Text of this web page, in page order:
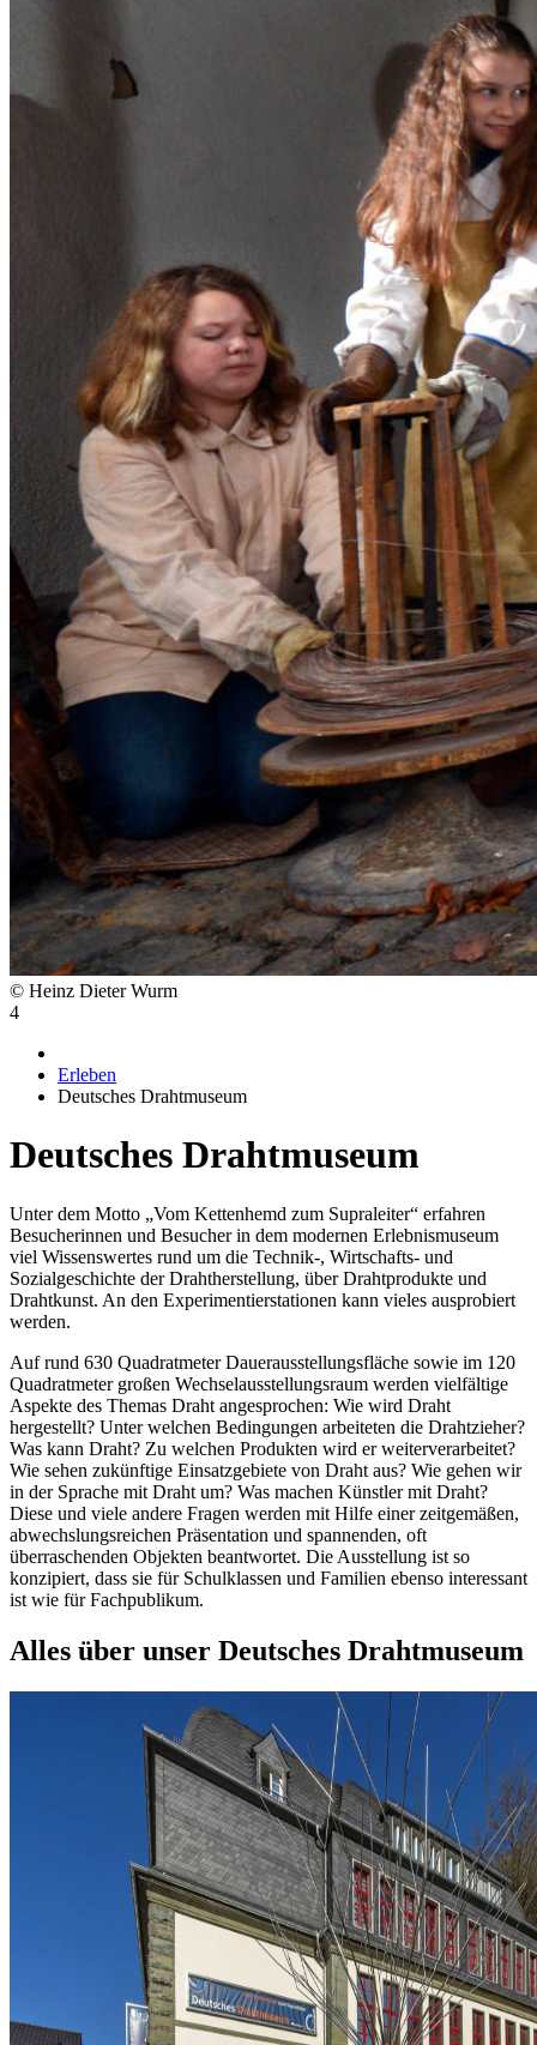
© Heinz Dieter Wurm
4
Erleben
Deutsches Drahtmuseum
Deutsches Drahtmuseum
Unter dem Motto „Vom Kettenhemd zum Supraleiter“ erfahren
Besucherinnen und Besucher in dem modernen Erlebnismuseum
viel Wissenswertes rund um die Technik-, Wirtschafts- und
Sozialgeschichte der Drahtherstellung, über Drahtprodukte und
Drahtkunst. An den Experimentierstationen kann vieles ausprobiert
werden.
Auf rund 630 Quadratmeter Dauerausstellungsfläche sowie im 120
Quadratmeter großen Wechselausstellungsraum werden vielfältige
Aspekte des Themas Draht angesprochen: Wie wird Draht
hergestellt? Unter welchen Bedingungen arbeiteten die Drahtzieher?
Was kann Draht? Zu welchen Produkten wird er weiterverarbeitet?
Wie sehen zukünftige Einsatzgebiete von Draht aus? Wie gehen wir
in der Sprache mit Draht um? Was machen Künstler mit Draht?
Diese und viele andere Fragen werden mit Hilfe einer zeitgemäßen,
abwechslungsreichen Präsentation und spannenden, oft
überraschenden Objekten beantwortet. Die Ausstellung ist so
konzipiert, dass sie für Schulklassen und Familien ebenso interessant
ist wie für Fachpublikum.
Alles über unser Deutsches Drahtmuseum